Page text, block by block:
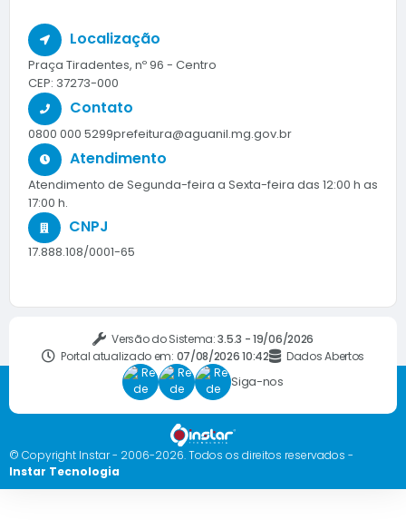
Localização
Praça Tiradentes, nº 96 - Centro
CEP: 37273-000
Contato
0800 000 5299prefeitura@aguanil.mg.gov.br
Atendimento
Atendimento de Segunda-feira a Sexta-feira das 12:00 h as
17:00 h.
CNPJ
17.888.108/0001-65
Versão do Sistema:3.5.3 - 19/06/2026
Portal atualizado em: 07/08/2026 10:42 Dados Abertos
Siga-nos
© Copyright Instar - 2006-2026. Todos os direitos reservados -
Instar Tecnologia